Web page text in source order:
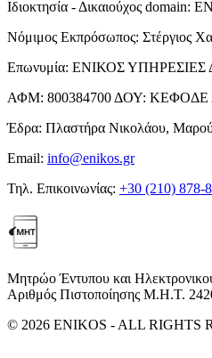
Ιδιοκτησία - Δικαιούχος domain:
Νόμιμος Εκπρόσωπος: Στέργιος
Επωνυμία: ΕΝΙΚΟΣ ΥΠΗΡΕΣΙΕΣ
ΑΦΜ: 800384700 ΔΟΥ: ΚΕΦΟΔΕ
Έδρα: Πλαστήρα Νικολάου,
Email: info@enikos.gr
Τηλ. Επικοινωνίας: +30 (210) 878-
Μητρώο Έντυπου και
Αριθμός Πιστοποίησης Μ.Η.Τ.
© 2026 ENIKOS - ALL RIGHTS